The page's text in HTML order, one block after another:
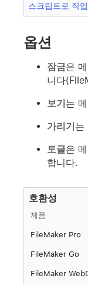
스크립트로 작
옵션
잠금은
니다
보기는
가리기는
토글은
합니다.
호환성
제품
FileMaker Pro
FileMaker Go
FileMaker